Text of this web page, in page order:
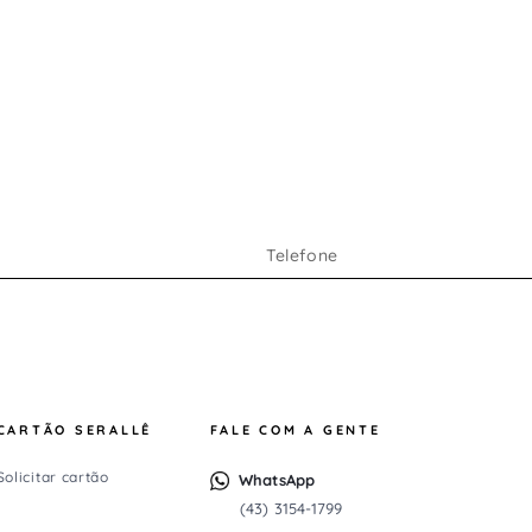
SERALLÊ
cartão
FALE COM A GENTE
WhatsApp
(43) 3154-1799